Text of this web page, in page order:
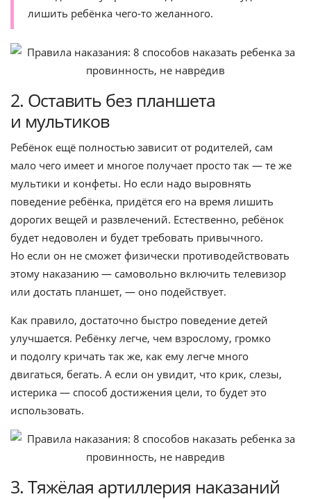
лишить ребёнка чего-то желанного.
2. Оставить без планшета
и мультиков
Ребёнок ещё полностью зависит от родителей, сам
мало чего имеет и многое получает просто так — те же
мультики и конфеты. Но если надо выровнять
поведение ребёнка, придётся его на время лишить
дорогих вещей и развлечений. Естественно, ребёнок
будет недоволен и будет требовать привычного.
Но если он не сможет физически противодействовать
этому наказанию — самовольно включить телевизор
или достать планшет, — оно подействует.
Как правило, достаточно быстро поведение детей
улучшается. Ребёнку легче, чем взрослому, громко
и подолгу кричать так же, как ему легче много
двигаться, бегать. А если он увидит, что крик, слезы,
истерика — способ достижения цели, то будет это
использовать.
3. Тяжёлая артиллерия наказаний